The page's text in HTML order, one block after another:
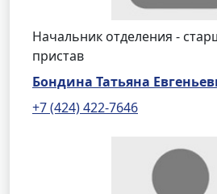
Начальник отделения -
пристав
Бондина Татьяна
+7 (424) 422-7646